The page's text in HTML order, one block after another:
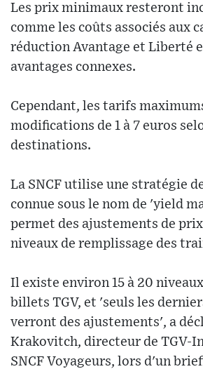
Les prix minimaux resteront
comme les coûts associés aux
réduction Avantage et Liberté
avantages connexes.
Cependant, les tarifs
modifications de 1 à 7 euros
destinations.
La SNCF utilise une stratégie
connue sous le nom de 'yield
permet des ajustements de prix
niveaux de remplissage des
Il existe environ 15 à 20
billets TGV, et 'seuls les
verront des ajustements', a
Krakovitch, directeur de TGV-
SNCF Voyageurs, lors d'un